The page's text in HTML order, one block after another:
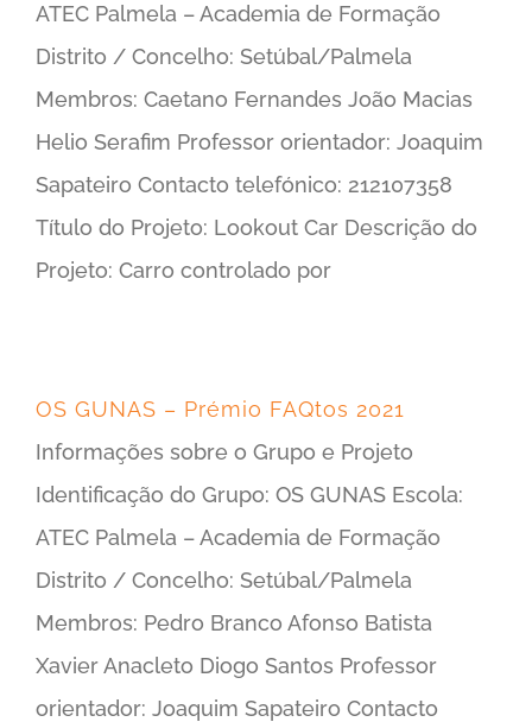
ATEC Palmela – Academia de Formação
Distrito / Concelho: Setúbal/Palmela
Membros: Caetano Fernandes João Macias
Helio Serafim Professor orientador: Joaquim
Sapateiro Contacto telefónico: 212107358
Título do Projeto: Lookout Car Descrição do
Projeto: Carro controlado por
OS GUNAS – Prémio FAQtos 2021
Informações sobre o Grupo e Projeto
Identificação do Grupo: OS GUNAS Escola:
ATEC Palmela – Academia de Formação
Distrito / Concelho: Setúbal/Palmela
Membros: Pedro Branco Afonso Batista
Xavier Anacleto Diogo Santos Professor
orientador: Joaquim Sapateiro Contacto